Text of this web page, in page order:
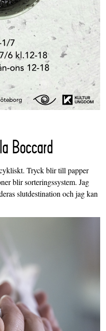
Boccard
Tryck blir till papper
blir sorteringssystem. Jag
slutdestination och jag kan